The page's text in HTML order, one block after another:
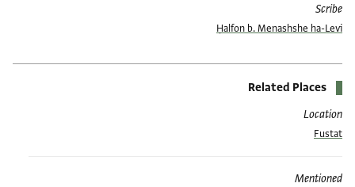
Scribe
Ḥalfon b. Menashshe ha-Levi
Related Places
Location
Fustat
Mentioned